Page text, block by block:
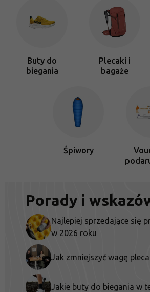
Buty do
biegania
Plecaki i
bagaże
Śpiwory
Porady i
Najlepiej sprzedające się
w 2026 roku
Jak zmniejszyć wagę
Jakie buty do biegania w